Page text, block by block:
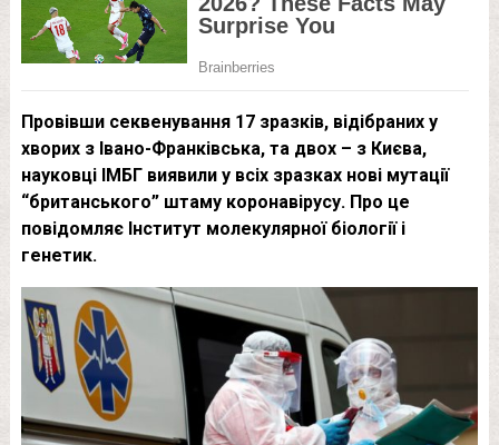
Провівши секвенування 17 зразків, відібраних у
хворих з Івано-Франківська, та двох – з Києва,
науковці ІМБГ виявили у всіх зразках нові мутації
“британського” штаму коронавірусу. Про це
повідомляє Інститут молекулярної біології і
генетик.